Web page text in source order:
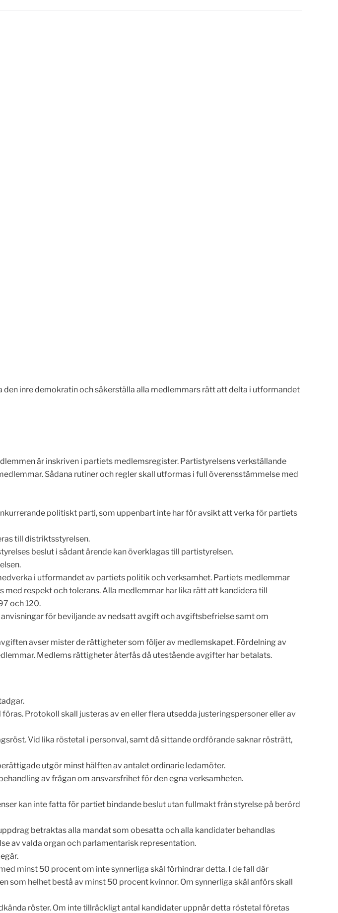
inre demokratin och säkerställa alla medlemmars rätt att delta i utformandet
är inskriven i partiets medlemsregister. Partistyrelsens verkställande
Sådana rutiner och regler skall utformas i full överensstämmelse med
politiskt parti, som uppenbart inte har för avsikt att verka för partiets
till distriktsstyrelsen.
beslut i sådant ärende kan överklagas till partistyrelsen.
i utformandet av partiets politik och verksamhet. Partiets medlemmar
respekt och tolerans. Alla medlemmar har lika rätt att kandidera till
och 120.
för beviljande av nedsatt avgift och avgiftsbefrielse samt om
avser mister de rättigheter som följer av medlemskapet. Fördelning av
Medlems rättigheter återfås då utestående avgifter har betalats.
Protokoll skall justeras av en eller flera utsedda justeringspersoner eller av
Vid lika röstetal i personval, samt då sittande ordförande saknar rösträtt,
utgör minst hälften av antalet ordinarie ledamöter.
av frågan om ansvarsfrihet för den egna verksamheten.
kan inte fatta för partiet bindande beslut utan fullmakt från styrelse på berörd
betraktas alla mandat som obesatta och alla kandidater behandlas
av valda organ och parlamentarisk representation.
minst 50 procent om inte synnerliga skäl förhindrar detta. I de fall där
helhet bestå av minst 50 procent kvinnor. Om synnerliga skäl anförs skall
röster. Om inte tillräckligt antal kandidater uppnår detta röstetal företas